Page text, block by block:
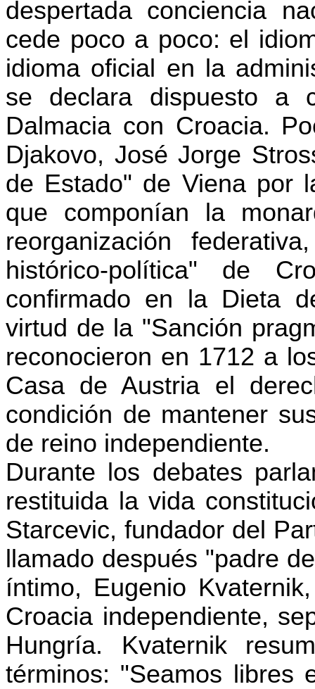
despertada conciencia
cede poco a poco: el
idioma oficial en la
se declara dispuesto a
Dalmacia con Croacia.
Djakovo, José Jorge
de Estado" de Viena por
que componían la
reorganización
histórico-política" de
confirmado en la Dieta
virtud de la "Sanción
reconocieron en 1712 a
Casa de Austria el
condición de mantener
de reino independiente.
Durante los debates
restituida la vida
Starcevic, fundador del
llamado después "padre
íntimo, Eugenio
Croacia independiente,
Hungría. Kvaternik
términos: "Seamos libres